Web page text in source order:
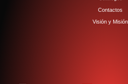
Contactos
Visión y Misión